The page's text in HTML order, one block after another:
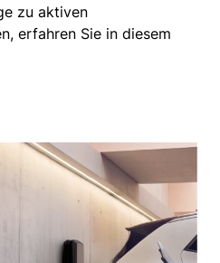
zu aktiven
erfahren Sie in diesem